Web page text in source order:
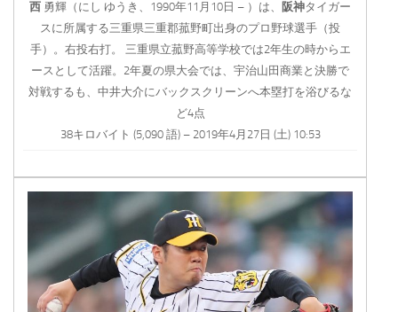
西 勇輝（にし ゆうき、1990年11月10日 – ）は、 阪神タイガー
スに所属する三重県三重郡菰野町出身のプロ野球選手（投
手）。右投右打。 三重県立菰野高等学校では2年生の時からエ
ースとして活躍。2年夏の県大会では、宇治山田商業と決勝で
対戦するも、中井大介にバックスクリーンへ本塁打を浴びるな
ど4点
38キロバイト (5,090 語) – 2019年4月27日 (土) 10:53